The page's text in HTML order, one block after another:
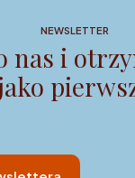
NEWSLETTER
nas i